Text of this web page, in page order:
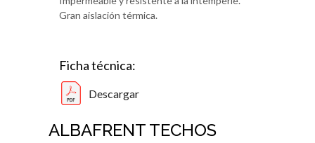
Gran aislación térmica.
Ficha técnica:
Descargar
ALBAFRENT TECHOS